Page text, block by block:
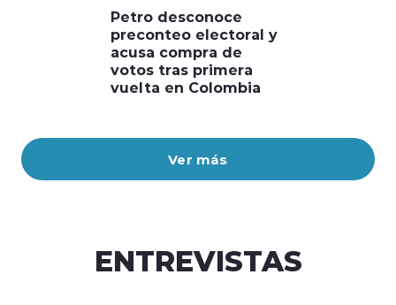
Ver más
Petro desconoce
preconteo electoral y
acusa compra de
votos tras primera
vuelta en Colombia
ENTREVISTAS